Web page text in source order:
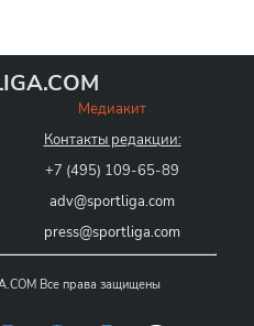
Медиакит
Контакты редакции:
+7 (495) 109-65-89
adv@sportliga.com
press@sportliga.com
Все права защищены